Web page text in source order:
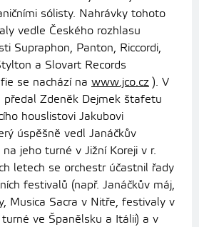
sólisty. Nahrávky tohoto
vedle Českého rozhlasu
Supraphon, Panton, Riccordi,
a Slovart Records
se nachází na www.jco.cz ). V
Zdeněk Dejmek štafetu
houslistovi Jakubovi
úspěšně vedl Janáčkův
jeho turné v Jižní Koreji v r.
letech se orchestr účastnil řady
festivalů (např. Janáčkův máj,
Musica Sacra v Nitře, festivaly v
ve Španělsku a Itálii) a v